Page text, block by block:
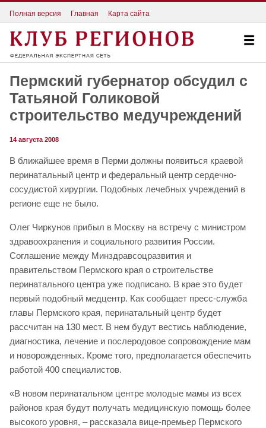
Полная версия Главная Карта сайта
Пермский губернатор обсудил с
Татьяной Голиковой
строительство медучреждений
14 августа 2008
В ближайшее время в Перми должны появиться краевой
перинатальный центр и федеральный центр сердечно-
сосудистой хирургии. Подобных лечебных учреждений в
регионе еще не было.
Олег Чиркунов прибыл в Москву на встречу с министром
здравоохранения и социального развития России.
Соглашение между Минздравсоцразвития и
правительством Пермского края о строительстве
перинатального центра уже подписано. В крае это будет
первый подобный медцентр. Как сообщает пресс-служба
главы Пермского края, перинатальный центр будет
рассчитан на 130 мест. В нем будут вестись наблюдение,
диагностика, лечение и послеродовое сопровождение мам
и новорожденных. Кроме того, предполагается обеспечить
работой 400 специалистов.
«В новом перинатальном центре молодые мамы из всех
районов края будут получать медицинскую помощь более
высокого уровня, – рассказала вице-премьер Пермского